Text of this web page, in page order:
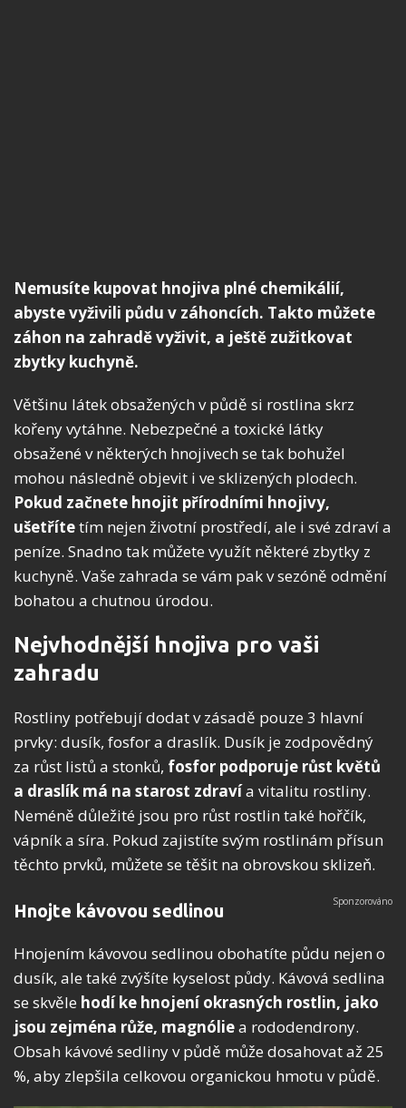
Nemusíte kupovat hnojiva plné chemikálií,
abyste vyživili půdu v záhoncích. Takto můžete
záhon na zahradě vyživit, a ještě zužitkovat
zbytky kuchyně.
Většinu látek obsažených v půdě si rostlina skrz
kořeny vytáhne. Nebezpečné a toxické látky
obsažené v některých hnojivech se tak bohužel
mohou následně objevit i ve sklizených plodech.
Pokud začnete hnojit přírodními hnojivy,
ušetřítetím nejen životní prostředí, ale i své zdraví a
peníze. Snadno tak můžete využít některé zbytky z
kuchyně. Vaše zahrada se vám pak v sezóně odmění
bohatou a chutnou úrodou.
Nejvhodnější hnojiva pro vaši
zahradu
Rostliny potřebují dodat v zásadě pouze 3 hlavní
prvky: dusík, fosfor a draslík. Dusík je zodpovědný
za růst listů a stonků, fosfor podporuje růst květů
a draslík má na starost zdravía vitalitu rostliny.
Neméně důležité jsou pro růst rostlin také hořčík,
vápník a síra. Pokud zajistíte svým rostlinám přísun
těchto prvků, můžete se těšit na obrovskou sklizeň.
Hnojte kávovou sedlinou
Hnojením kávovou sedlinou obohatíte půdu nejen o
dusík, ale také zvýšíte kyselost půdy. Kávová sedlina
se skvěle hodí ke hnojení okrasných rostlin, jako
jsou zejména růže, magnóliea rododendrony.
Obsah kávové sedliny v půdě může dosahovat až 25
%, aby zlepšila celkovou organickou hmotu v půdě.